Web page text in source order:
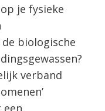
je fysieke
biologische
verband